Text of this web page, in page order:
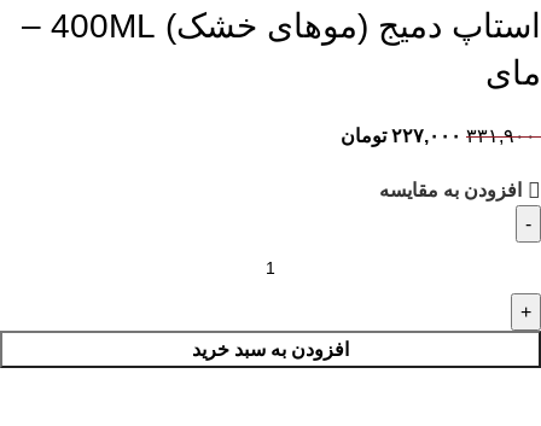
استاپ دمیج (موهای خشک) 400ML –
مای
۳۳۱,۹۰۰ ۲۲۷,۰۰۰ تومان
افزودن به مقایسه
افزودن به سبد خرید